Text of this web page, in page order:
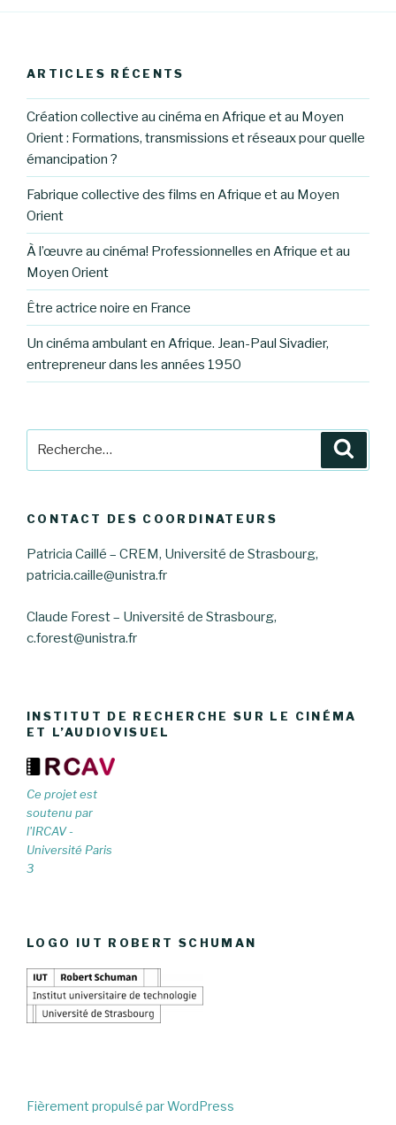
ARTICLES RÉCENTS
Création collective au cinéma en Afrique et au Moyen
Orient : Formations, transmissions et réseaux pour quelle
émancipation ?
Fabrique collective des films en Afrique et au Moyen
Orient
À l’œuvre au cinéma! Professionnelles en Afrique et au
Moyen Orient
Être actrice noire en France
Un cinéma ambulant en Afrique. Jean-Paul Sivadier,
entrepreneur dans les années 1950
CONTACT DES COORDINATEURS
Patricia Caillé – CREM, Université de Strasbourg,
patricia.caille@unistra.fr
Claude Forest – Université de Strasbourg,
c.forest@unistra.fr
INSTITUT DE RECHERCHE SUR LE CINÉMA
ET L’AUDIOVISUEL
Ce projet est
soutenu par
l'IRCAV -
Université Paris
3
LOGO IUT ROBERT SCHUMAN
Fièrement propulsé par WordPress